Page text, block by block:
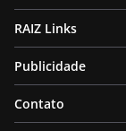
RAIZ Links
Publicidade
Contato